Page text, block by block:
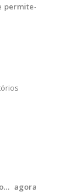
permite-
agora